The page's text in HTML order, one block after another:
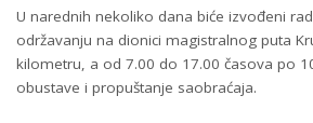
U narednih nekoliko dana biće izvođeni
održavanju na dionici magistralnog puta
kilometru, a od 7.00 do 17.00 časova po
obustave i propuštanje saobraćaja.